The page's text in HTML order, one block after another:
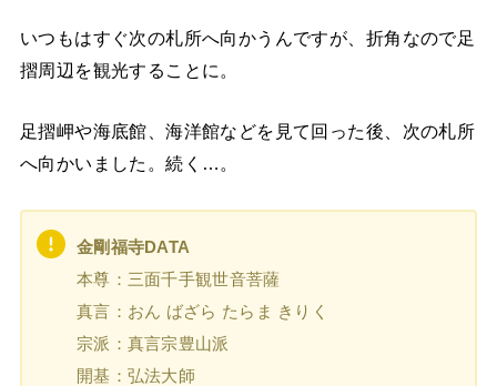
いつもはすぐ次の札所へ向かうんですが、折角なので足
摺周辺を観光することに。
足摺岬や海底館、海洋館などを見て回った後、次の札所
へ向かいました。続く…。
金剛福寺DATA
本尊：三面千手観世音菩薩
真言：おん ばざら たらま きりく
宗派：真言宗豊山派
開基：弘法大師